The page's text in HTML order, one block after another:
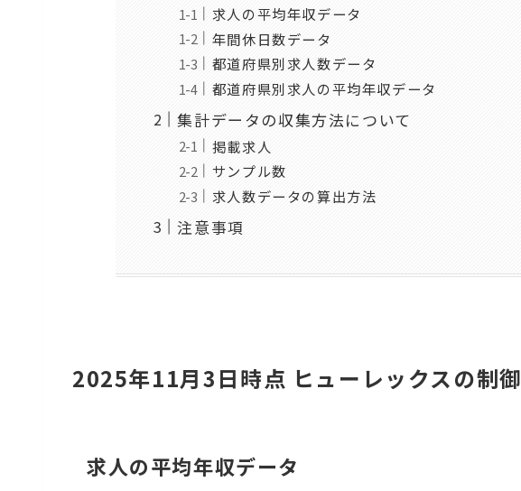
求人の平均年収データ
年間休日数データ
都道府県別求人数データ
都道府県別求人の平均年収データ
集計データの収集方法について
掲載求人
サンプル数
求人数データの算出方法
注意事項
2025年11月3日時点 ヒューレックスの制
求人の平均年収データ